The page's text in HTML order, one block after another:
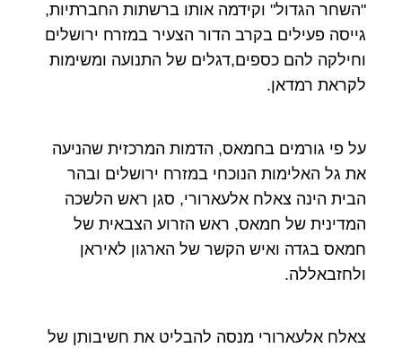
"השחר הגדול" וקידמה אותו ברשתות החברתיות,
גייסה פעילים בקרב הדור הצעיר במזרח ירושלים
וחילקה להם כספים,דגלים של התנועה ומשימות
לקראת רמדאן.
על פי גורמים בחמאס, הדמות המרכזית שהניעה
את גל האלימות הנוכחי במזרח ירושלים ובהר
הבית הינה צאלח אלעארורי, סגן ראש הלשכה
המדינית של חמאס, ראש הזרוע הצבאית של
חמאס בגדה ואיש הקשר של הארגון לאיראן
ולחזבאללה.
צאלח אלעארורי מנסה להבליט את חשיבותן של